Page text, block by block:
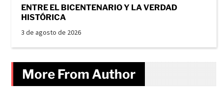
ENTRE EL BICENTENARIO Y LA VERDAD
HISTÓRICA
3 de agosto de 2026
More From Author